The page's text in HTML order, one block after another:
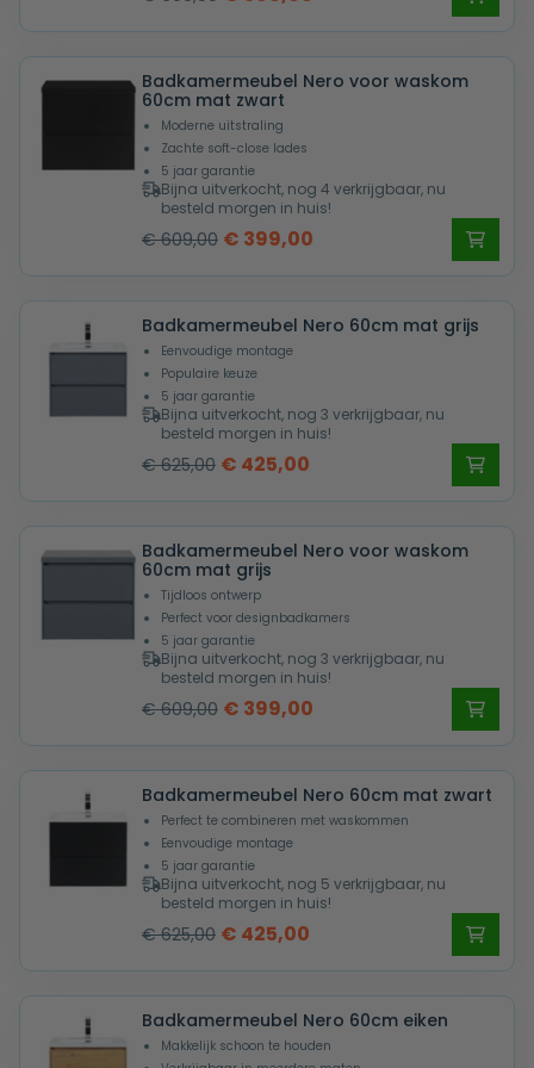
was:
€ 609,00.
is:
€ 399,00.
Badkamermeubel Nero voor waskom
60cm mat zwart
Moderne uitstraling
Zachte soft-close lades
5 jaar garantie
Bijna uitverkocht, nog 4 verkrijgbaar, nu
besteld morgen in huis!
€609,00 Oorspronkelijke
was:
€ 609,00.
€ 399,00
is:
€ 399,00.
Badkamermeubel Nero 60cm mat grijs
Eenvoudige montage
Populaire keuze
5 jaar garantie
Bijna uitverkocht, nog 3 verkrijgbaar, nu
besteld morgen in huis!
€625,00 Oorspronkelijke
was:
€ 625,00.
€ 425,00
is:
€ 425,00.
Badkamermeubel Nero voor waskom
60cm mat grijs
Tijdloos ontwerp
Perfect voor designbadkamers
5 jaar garantie
Bijna uitverkocht, nog 3 verkrijgbaar, nu
besteld morgen in huis!
€609,00 Oorspronkelijke
was:
€ 609,00.
€ 399,00
is:
€ 399,00.
Badkamermeubel Nero 60cm mat zwart
Perfect te combineren met waskommen
Eenvoudige montage
5 jaar garantie
Bijna uitverkocht, nog 5 verkrijgbaar, nu
besteld morgen in huis!
€625,00 Oorspronkelijke
was:
€ 625,00.
€ 425,00
is:
€ 425,00.
Badkamermeubel Nero 60cm eiken
Makkelijk schoon te houden